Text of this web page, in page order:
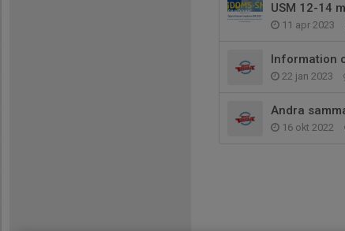
USM 12-14
11 apr 2023
Information
22 jan 2023
Andra
16 okt 2022